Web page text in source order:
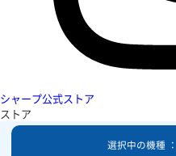
シャープ公式ストア
ストア
選択中の機種 ：